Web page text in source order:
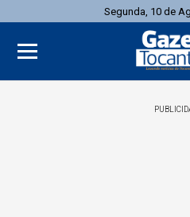
Segunda, 10 de